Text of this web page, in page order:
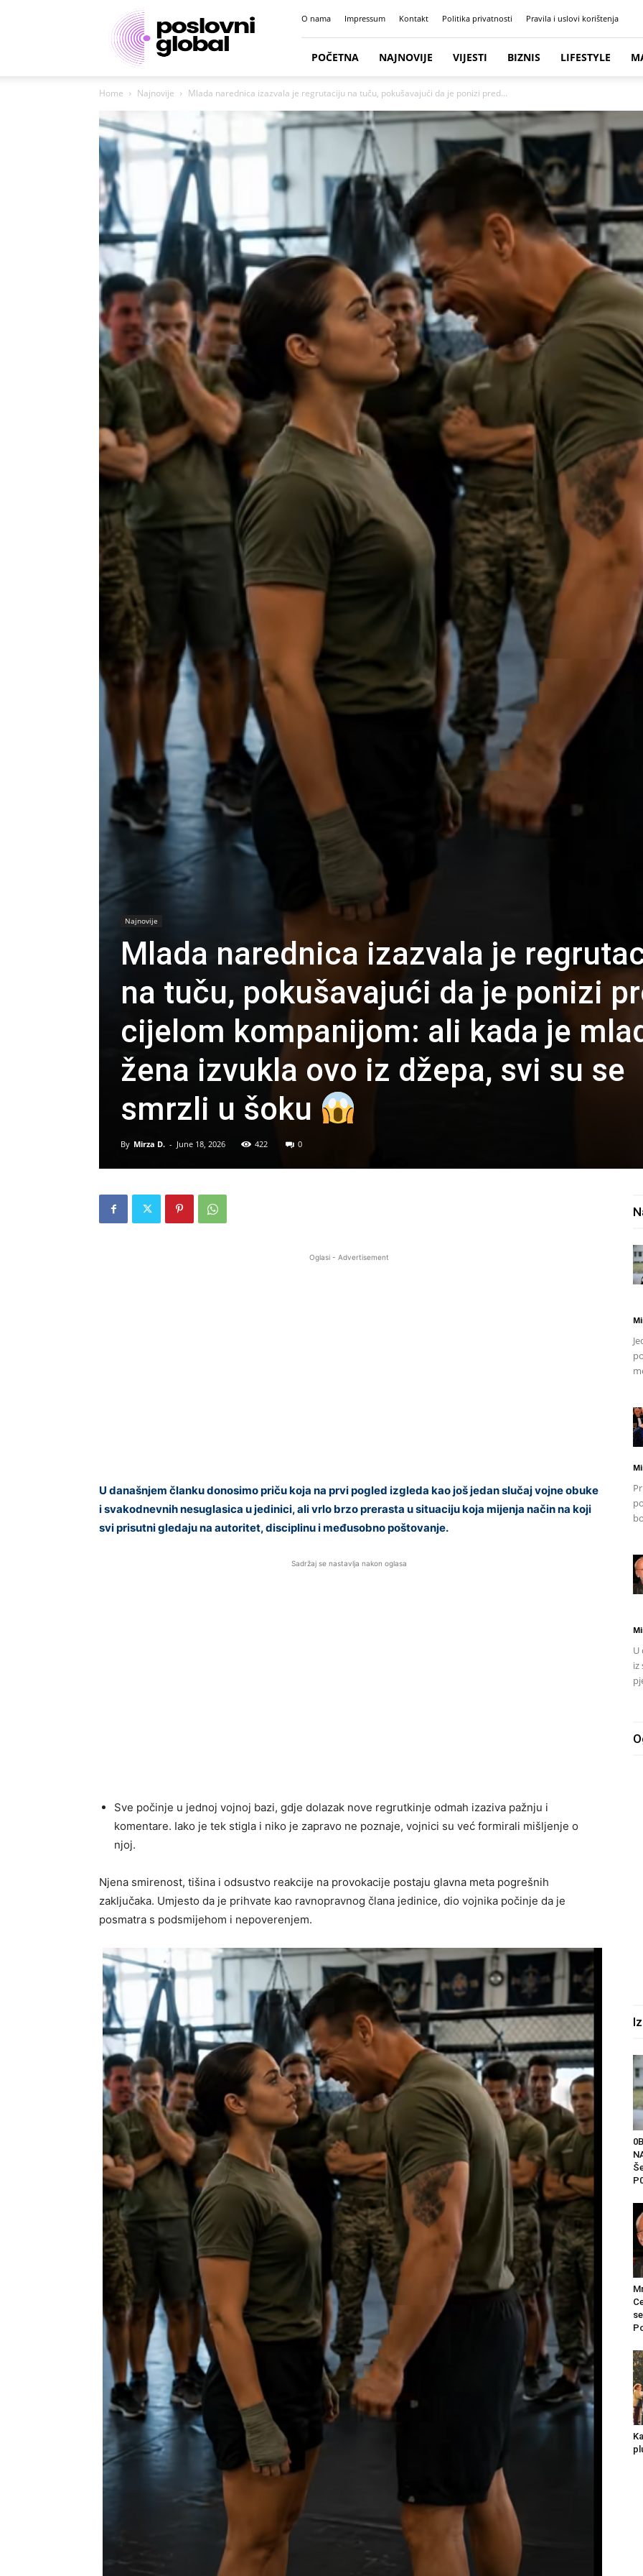
Poslovni
portal
O nama Impressum Kontakt Politika privatnosti Pravila i uslovi korištenja
POČETNA NAJNOVIJE VIJESTI BIZNIS LIFESTYLE
Home Najnovije Mlada narednica izazvala je regrutaciju na tuču, pokušavajući da je ponizi pred...
Najnovije
Mlada narednica izazvala je
na tuču, pokušavajući da je ponizi
cijelom kompanijom: ali kada je
žena izvukla ovo iz džepa, svi su se
smrzli u šoku
By Mirza D. - June 18, 2026 422 0
Oglasi - Advertisement
U današnjem članku donosimo priču koja na prvi pogled izgleda kao još jedan slučaj vojne obuke
i svakodnevnih nesuglasica u jedinici, ali vrlo brzo prerasta u situaciju koja mijenja način na koji
svi prisutni gledaju na autoritet, disciplinu i međusobno poštovanje.
Sadržaj se nastavlja nakon oglasa
Sve počinje u jednoj vojnoj bazi, gdje dolazak nove regrutkinje odmah izaziva pažnju i
komentare. Iako je tek stigla i niko je zapravo ne poznaje, vojnici su već formirali mišljenje o
njoj.
Njena smirenost, tišina i odsustvo reakcije na provokacije postaju glavna meta pogrešnih
zaključaka. Umjesto da je prihvate kao ravnopravnog člana jedinice, dio vojnika počinje da je
posmatra s podsmijehom i nepoverenjem.
U
iz